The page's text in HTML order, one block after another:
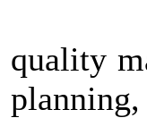
quality
planning,